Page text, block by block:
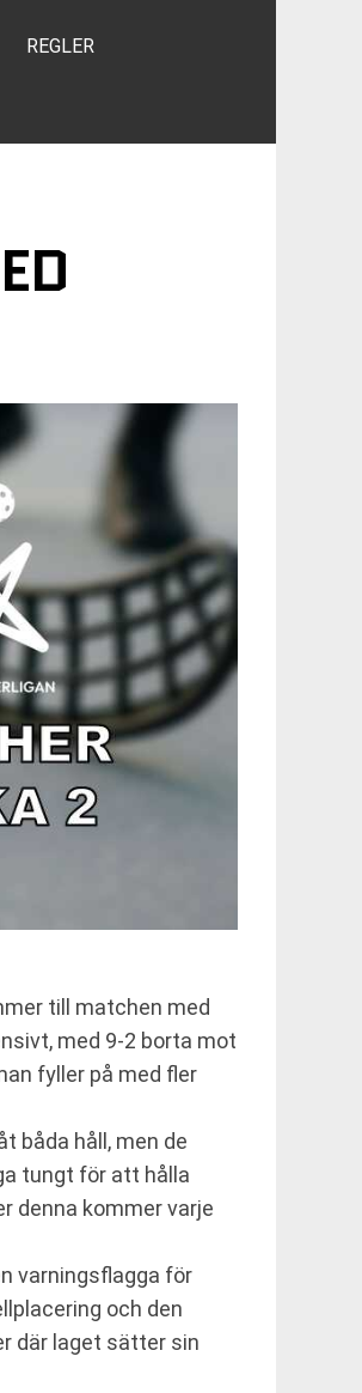
REGLER
till matchen med
med 9-2 borta mot
fyller på med fler
båda håll, men de
tungt för att hålla
denna kommer varje
varningsflagga för
och den
där laget sätter sin